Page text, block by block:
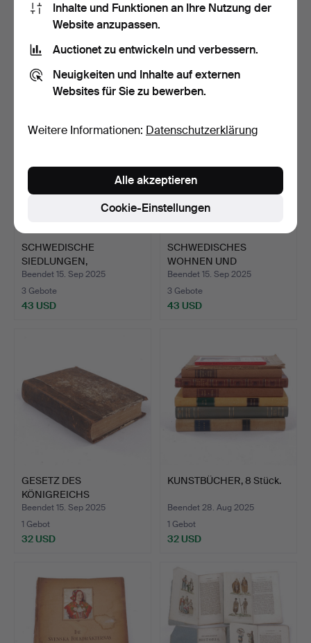
BAUERNHÖFE KALMAR
LÄN, Band II 2013.
1 Gebot
32 USD
DAS BUCH DES
80 USD
SCHWEDISCHE
SIEDLUNGEN,
SCHWEDISCHE
LANDGÜ…
Beendet 15. Sep 2025
3 Gebote
43 USD
SCHWEDISCHES
WOHNEN UND
SCHWEDISCHE WAREN …
Beendet 15. Sep 2025
3 Gebote
43 USD
GESETZ DES
KÖNIGREICHS
SCHWEDEN, 1734, Nor…
Beendet 15. Sep 2025
1 Gebot
32 USD
KUNSTBÜCHER, 8 Stück.
Beendet 28. Aug 2025
1 Gebot
32 USD
Inhalte und Funktionen an Ihre Nutzung der
Website anzupassen.
Auctionet zu entwickeln und verbessern.
Neuigkeiten und Inhalte auf externen
Websites für Sie zu bewerben.
Weitere Informationen: Datenschutzerklärung
Cookie-Einstellungen
Alle akzeptieren